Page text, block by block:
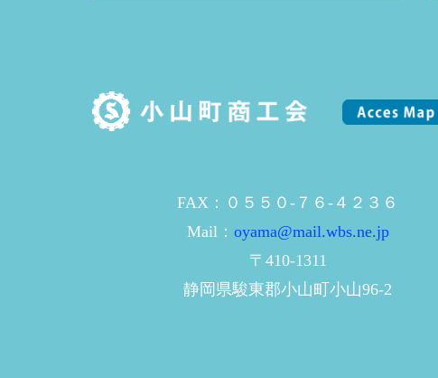
FAX：０５５０-７６-４２３６
Mail： oyama@mail.wbs.ne.jp
〒410-1311
静岡県駿東郡小山町小山96-2